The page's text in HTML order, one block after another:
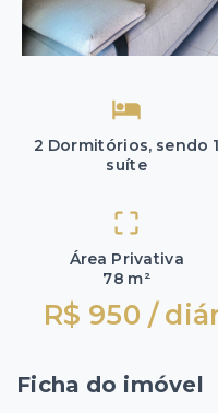
2 Dormitórios, sendo 1
suíte
Área Privativa
78 m²
R$ 950 /
Ficha do imóvel